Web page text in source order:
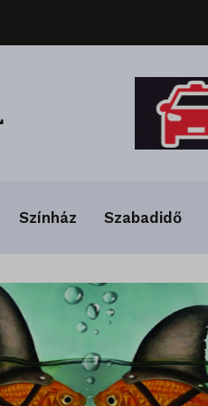
Színház Szabadidő